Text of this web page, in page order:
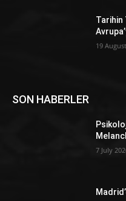
Tarihin
19
SON HABERLER
7 July